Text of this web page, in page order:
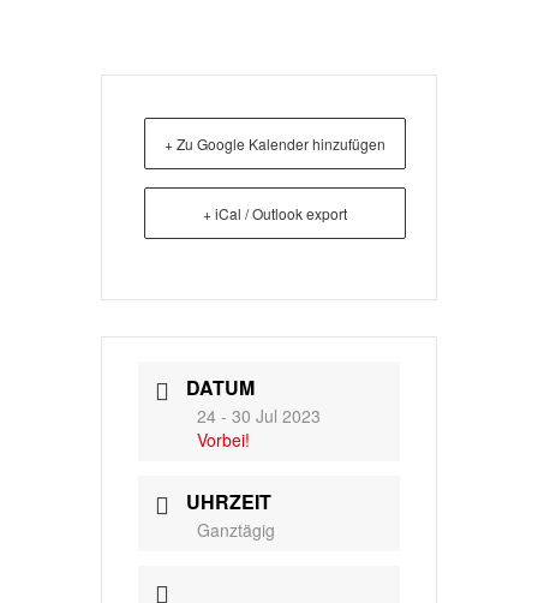
+ Zu Google Kalender hinzufügen
+ iCal / Outlook export
DATUM
24 - 30 Jul 2023
Vorbei!
UHRZEIT
Ganztägig